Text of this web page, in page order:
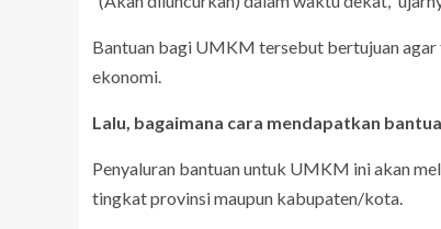
Bantuan bagi UMKM tersebut bertujuan
ekonomi.
Lalu, bagaimana cara mendapatkan
Penyaluran bantuan untuk UMKM ini akan
tingkat provinsi maupun kabupaten/kota.